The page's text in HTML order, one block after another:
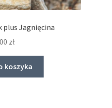
plus Jagnięcina
zł
koszyka